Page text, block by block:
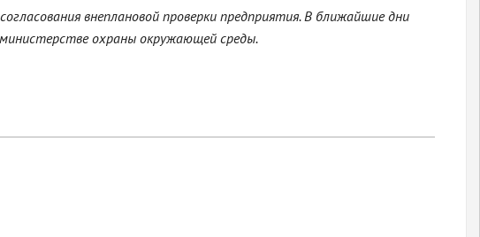
внеплановой проверки предприятия. В ближайшие дни
охраны окружающей среды.